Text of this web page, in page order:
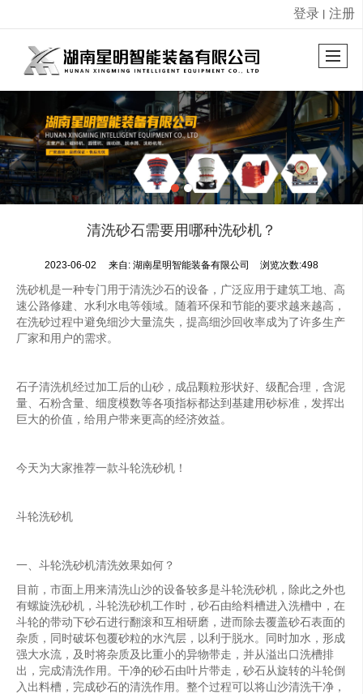
很遗憾，因您的浏览器版本过低导致无法获得最佳浏览体验，推荐下载安装谷歌浏览器！
登录 注册
清洗砂石需要用哪种洗砂机？
2023-06-02 来自:湖南星明智能装备有限公司 浏览次数:498
洗砂机是一种专门用于清洗沙石的设备，广泛应用于建筑工地、高
速公路修建、水利水电等领域。随着环保和节能的要求越来越高，
在洗砂过程中避免细沙大量流失，提高细沙回收率成为了许多生产
厂家和用户的需求。
石子清洗机经过加工后的山砂，成品颗粒形状好、级配合理，含泥
量、石粉含量、细度模数等各项指标都达到基建用砂标准，发挥出
巨大的价值，给用户带来更高的经济效益。
今天为大家推荐一款斗轮洗砂机！
斗轮洗砂机
一、斗轮洗砂机清洗效果如何？
目前，市面上用来清洗山沙的设备较多是斗轮洗砂机，除此之外也
有螺旋洗砂机，斗轮洗砂机工作时，砂石由给料槽进入洗槽中，在
斗轮的带动下砂石进行翻滚和互相研磨，进而除去覆盖砂石表面的
杂质，同时破坏包覆砂粒的水汽层，以利于脱水。同时加水，形成
强大水流，及时将杂质及比重小的异物带走，并从溢出口洗槽排
出，完成清洗作用。干净的砂石由叶片带走，砂石从旋转的斗轮倒
入出料槽，完成砂石的清洗作用。整个过程可以将山沙清洗干净，